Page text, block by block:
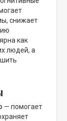
снижает
как
людей, а
— помогает